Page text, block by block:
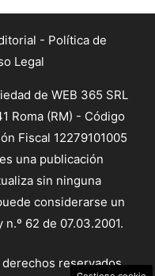
- Política de
Legal
de WEB 365 SRL
Roma (RM) - Código
Fiscal 12279101005
una publicación
sin ninguna
considerarse un
62 de 07.03.2001.
reservados